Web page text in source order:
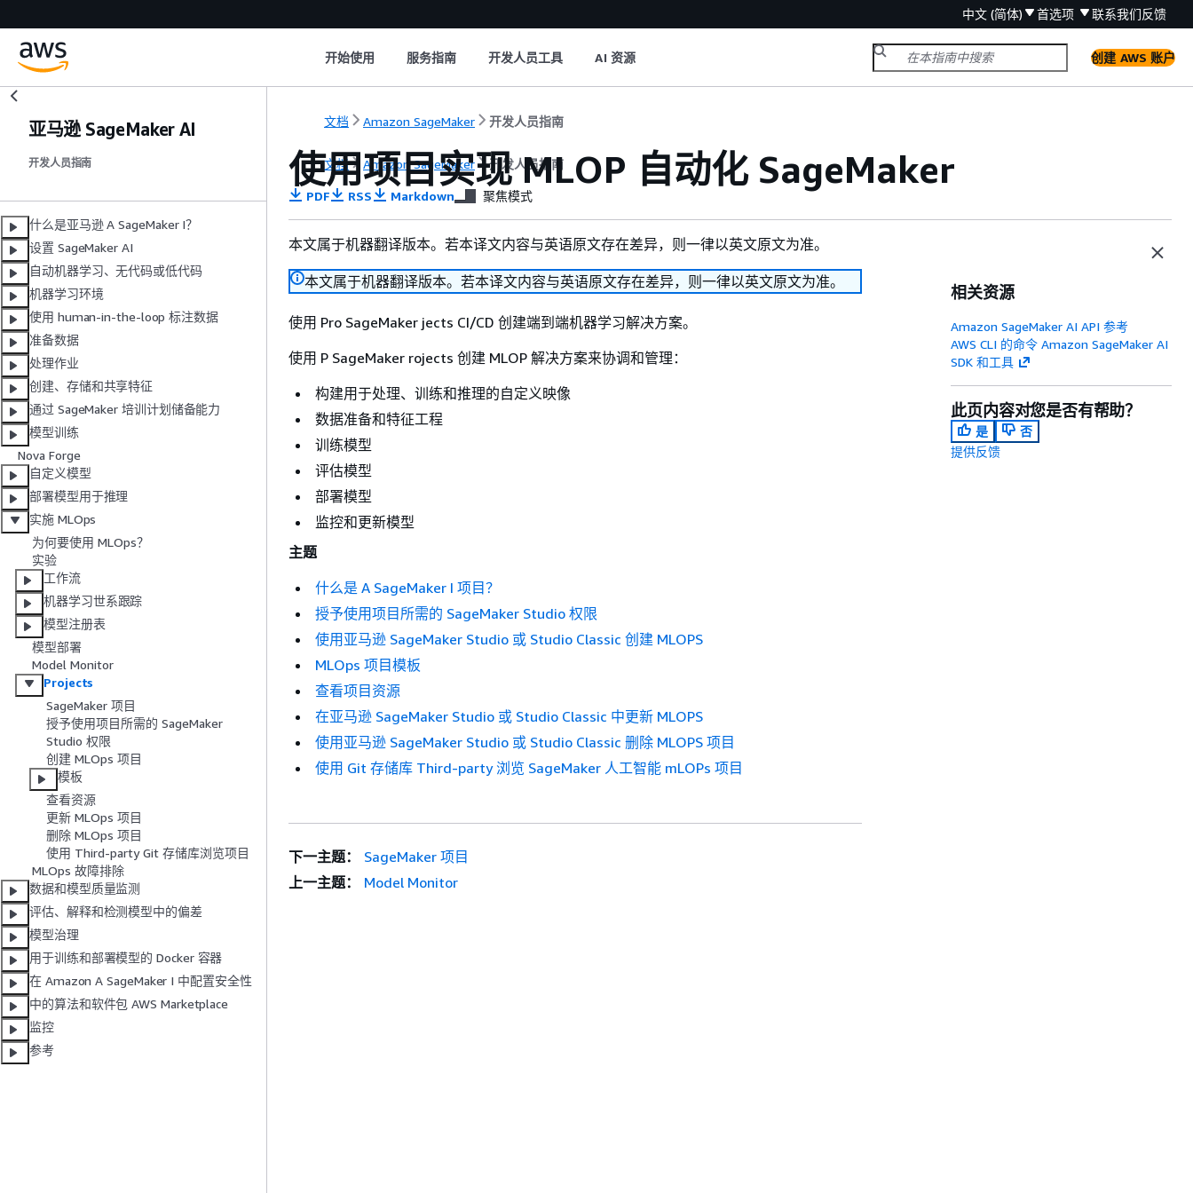
中文 (简体) 首选项 联系我们反馈
开始使用 服务指南 开发人员工具 AI 资源 创建 AWS 账户
亚马逊 SageMaker AI
开发人员指南
什么是亚马逊 A SageMaker I？
设置 SageMaker AI
自动机器学习、无代码或低代码
机器学习环境
使用 human-in-the-loop 标注数据
准备数据
处理作业
创建、存储和共享特征
通过 SageMaker 培训计划储备能力
模型训练
Nova Forge
自定义模型
部署模型用于推理
实施 MLOps
为何要使用 MLOps？
实验
工作流
机器学习世系跟踪
模型注册表
模型部署
Model Monitor
Projects
SageMaker 项目
授予使用项目所需的 SageMaker
Studio 权限
创建 MLOps 项目
模板
查看资源
更新 MLOps 项目
删除 MLOps 项目
使用 Third-party Git 存储库浏览项目
MLOps 故障排除
数据和模型质量监测
评估、解释和检测模型中的偏差
模型治理
用于训练和部署模型的 Docker 容器
在 Amazon A SageMaker I 中配置安全性
中的算法和软件包 AWS Marketplace
监控
参考
文档 Amazon SageMaker 开发人员指南
文档 Amazon SageMaker 开发人员指南
使用项目实现 MLOP 自动化 SageMaker
PDF RSS Markdown 聚焦模式
本文属于机器翻译版本。若本译文内容与英语原文存在差异，则一律以英文原文为准。
本文属于机器翻译版本。若本译文内容与英语原文存在差异，则一律以英文原文为准。
使用 Pro SageMaker jects CI/CD 创建端到端机器学习解决方案。
使用 P SageMaker rojects 创建 MLOP 解决方案来协调和管理：
构建用于处理、训练和推理的自定义映像
数据准备和特征工程
训练模型
评估模型
部署模型
监控和更新模型
主题
什么是 A SageMaker I 项目？
授予使用项目所需的 SageMaker Studio 权限
使用亚马逊 SageMaker Studio 或 Studio Classic 创建 MLOPS
MLOps 项目模板
查看项目资源
在亚马逊 SageMaker Studio 或 Studio Classic 中更新 MLOPS
使用亚马逊 SageMaker Studio 或 Studio Classic 删除 MLOPS 项目
使用 Git 存储库 Third-party 浏览 SageMaker 人工智能 mLOPs 项目
相关资源
Amazon SageMaker AI API 参考
AWS CLI 的命令 Amazon SageMaker AI
SDK 和工具
此页内容对您是否有帮助？
是
否
提供反馈
下一主题：
SageMaker 项目
上一主题：
Model Monitor